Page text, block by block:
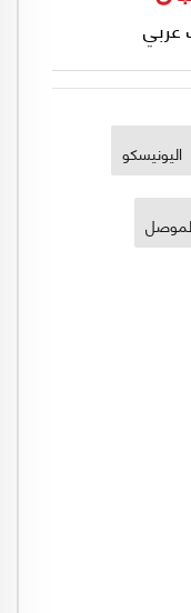
عربي
اليونيسكو